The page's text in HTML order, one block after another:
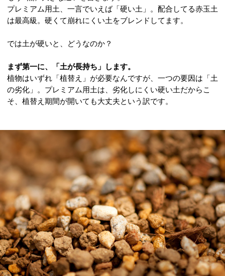
プレミアム用土、一言でいえば「硬い土」。配合してる赤玉土
は最高級。硬くて崩れにくい土をブレンドしてます。
では土が硬いと、どうなのか？
まず第一に、「土が長持ち」します。
植物はいずれ「植替え」が必要なんですが、一つの要因は「土
の劣化」。プレミアム用土は、劣化しにくい硬い土だからこ
そ、植替え期間が開いても大丈夫という訳です。